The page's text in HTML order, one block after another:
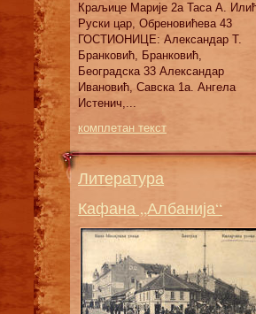
Краљице Марије 2а Таса А.
Руски цар, Обреновићева 43
ГОСТИОНИЦЕ: Александар Т.
Бранковић, Бранковић,
Београдска 33 Александар
Ивановић, Савска 1а. Ангела
Истенич,...
комплетан текст
Литература
Кафана „Албанија“